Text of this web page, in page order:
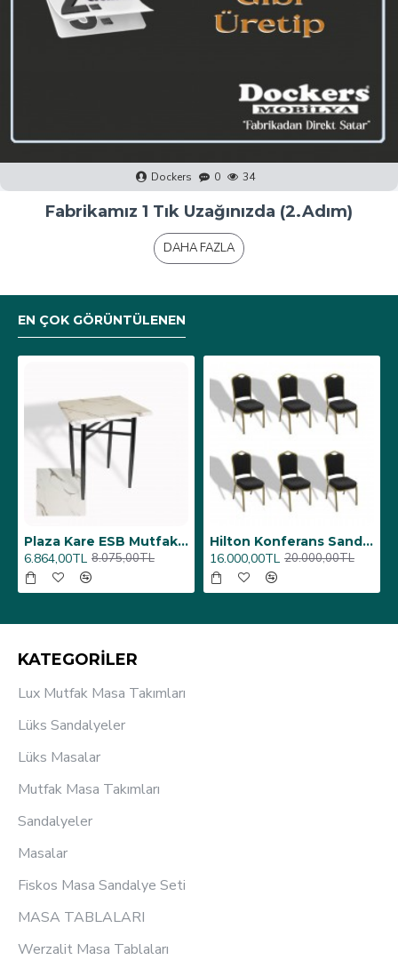
Dockers 0 40
Fabrikamız 1 Tık Uzağınızda (1.Adım)
DAHA FAZLA
EN ÇOK GÖRÜNTÜLENEN
Üst Üste Konan Hilton Konferans Sandalye - (4 Adet)
12.000,00TL 15.000,00TL
Porselen Masa Tablası 80X160
26.350,00TL 31.000,00TL
KATEGORİLER
Lux Mutfak Masa Takımları
Lüks Sandalyeler
Lüks Masalar
Mutfak Masa Takımları
Sandalyeler
Masalar
Fiskos Masa Sandalye Seti
MASA TABLALARI
Werzalit Masa Tablaları